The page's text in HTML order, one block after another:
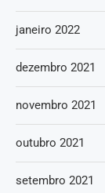
janeiro 2022
dezembro 2021
novembro 2021
outubro 2021
setembro 2021